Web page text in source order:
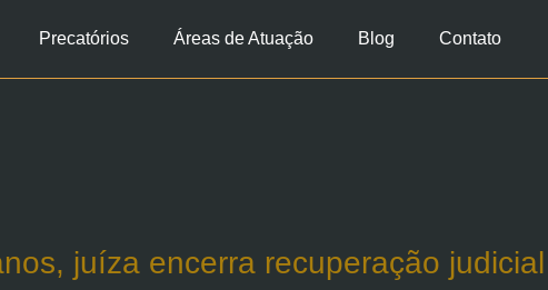
Precatórios Áreas de Atuação Blog Contato
juíza encerra recuperação